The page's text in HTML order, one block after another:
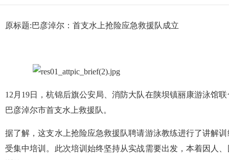
原标题:巴彦淖尔：首支水上抢险应急救援队成立
12月19日，杭锦后旗公安局、消防大队在陕坝镇丽康游泳馆
巴彦淖尔市首支水上救援队。
据了解，这支水上抢险应急救援队聘请游泳教练进行了讲解
受集中培训。此次培训始终坚持从实战需要出发，本着因人